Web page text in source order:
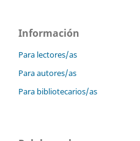
Información
Para lectores/as
Para autores/as
Para bibliotecarios/as